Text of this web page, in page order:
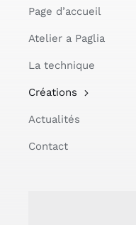
Page d’accueil
Atelier a Paglia
La technique
Créations
Actualités
Contact